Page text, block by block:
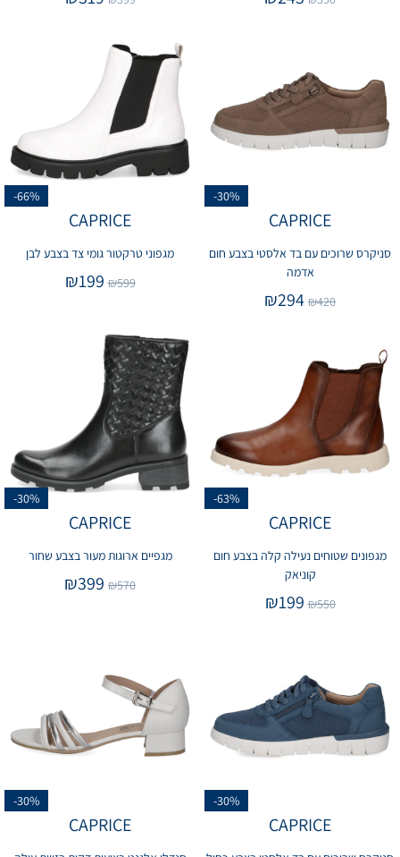
-30%
CAPRICE
סניקרס שרוכים עם בד אלסטי בצבע חום
אדמה
₪420
₪294
-66%
CAPRICE
מגפוני טרקטור גומי צד בצבע לבן
₪599
₪199
-63%
CAPRICE
מגפונים שטוחים נעילה קלה בצבע חום
קוניאק
₪550
₪199
-30%
CAPRICE
מגפיים ארוגות מעור בצבע שחור
₪570
₪399
-30%
CAPRICE
-30%
CAPRICE